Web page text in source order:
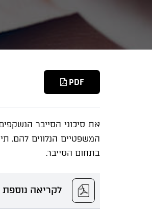
PDF
את סיכוני הסייבר
המשפטיים הנלווים להם.
בתחום הסייבר.
לקריאה נוספת